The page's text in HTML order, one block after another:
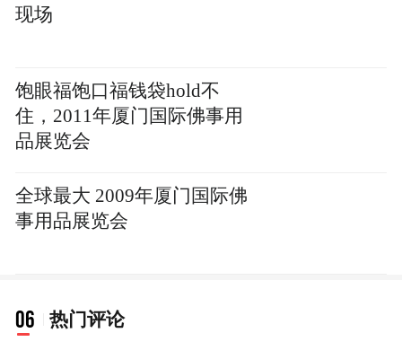
现场
饱眼福饱口福钱袋hold不
住，2011年厦门国际佛事用
品展览会
全球最大 2009年厦门国际佛
事用品展览会
06 热门评论